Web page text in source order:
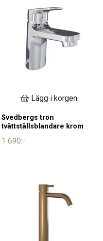
Lägg i korgen
Svedbergs tron
tvättställsblandare krom
1 690:-